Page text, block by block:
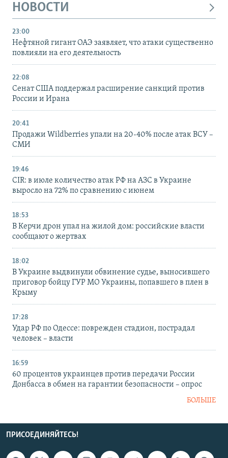
НОВОСТИ
23:00
Нефтяной гигант ОАЭ заявляет, что атаки существенно
повлияли на его деятельность
22:08
Сенат США поддержал расширение санкций против
России и Ирана
20:41
Продажи Wildberries упали на 20-40% после атак ВСУ –
СМИ
19:46
CIR: в июле количество атак РФ на АЗС в Украине
выросло на 72% по сравнению с июнем
18:53
В Керчи дрон упал на жилой дом: российские власти
сообщают о жертвах
18:02
В Украине выдвинули обвинение судье, выносившего
приговор бойцу ГУР МО Украины, попавшего в плен в
Крыму
17:28
Удар РФ по Одессе: поврежден стадион, пострадал
человек – власти
16:59
60 процентов украинцев против передачи России
Донбасса в обмен на гарантии безопасности – опрос
БОЛЬШЕ
ПРИСОЕДИНЯЙТЕСЬ!